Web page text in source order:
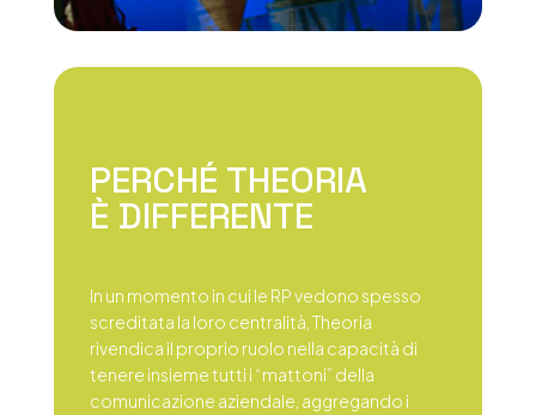
PERCHÉ THEORIA
È DIFFERENTE
In un momento in cui le RP vedono spesso
screditata la loro centralità, Theoria
rivendica il proprio ruolo nella capacità di
tenere insieme tutti i “mattoni” della
comunicazione aziendale, aggregando i